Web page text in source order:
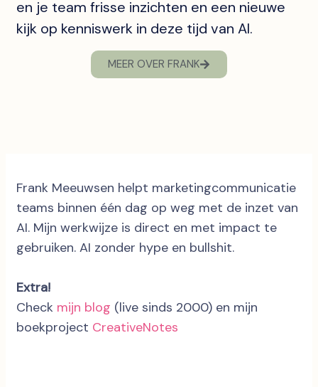
en je team frisse inzichten en een nieuwe
kijk op kenniswerk in deze tijd van AI.
MEER OVER FRANK
Frank Meeuwsen helpt marketingcommunicatie
teams binnen één dag op weg met de inzet van
AI. Mijn werkwijze is direct en met impact te
gebruiken. AI zonder hype en bullshit.
Extra!
Check mijn blog (live sinds 2000) en mijn
boekproject CreativeNotes